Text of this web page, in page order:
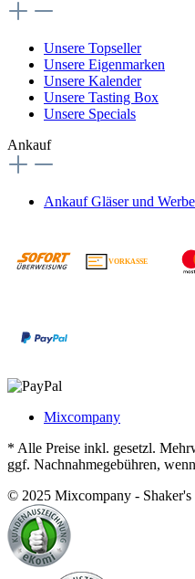
Unsere Topseller
Unsere Eigenmarken
Unsere Kalender
Unsere Tasting Box
Unsere Specials
Ankauf
Ankauf Gläser und
VORKASSE
Mixcompany
* Alle Preise inkl. gesetzl.
ggf. Nachnahmegebühren,
© 2025 Mixcompany - Shaker's